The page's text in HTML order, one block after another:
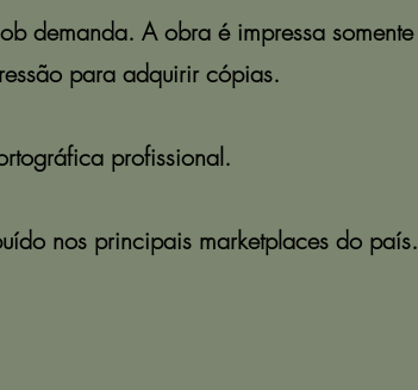
demanda. A obra é impressa somente
para adquirir cópias.
profissional.
nos principais marketplaces do país.